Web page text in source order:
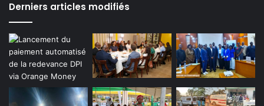
Derniers articles modifiés